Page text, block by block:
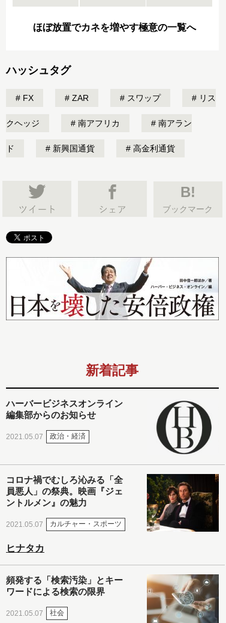
ほぼ放置でカネを増やす極意の一覧へ
ハッシュタグ
FX ZAR スワップ リス
クヘッジ 南アフリカ 南アラン
ド 新興国通貨 高金利通貨
B!
ブックマーク
新着記事
ハーバービジネスオンライン
編集部からのお知らせ
2021.05.07 政治・経済
コロナ禍でむしろ沁みる「全
員悪人」の祭典。映画『ジェ
ントルメン』の魅力
2021.05.07 カルチャー・スポーツ
ヒナタカ
頻発する「検索汚染」とキー
ワードによる検索の限界
2021.05.07 社会